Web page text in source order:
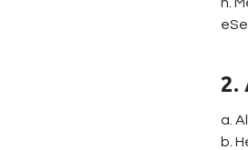
2.
a.
b.